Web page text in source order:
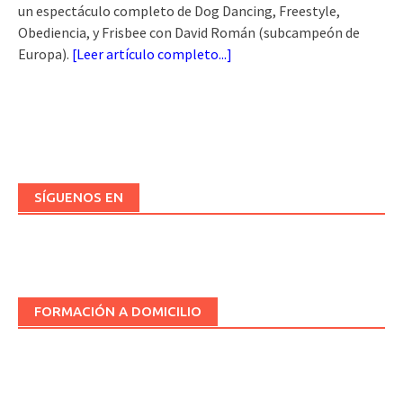
un espectáculo completo de Dog Dancing, Freestyle,
Obediencia, y Frisbee con David Román (subcampeón de
Europa). [Leer artículo completo...]
SÍGUENOS EN
FORMACIÓN A DOMICILIO